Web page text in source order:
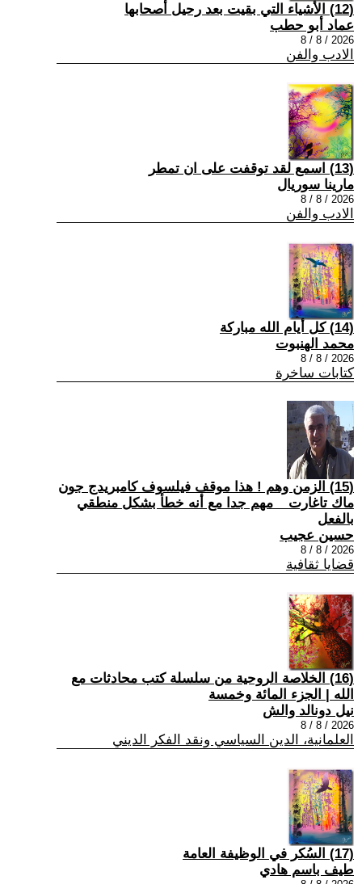
(12) الأشياء التي بقيت بعد رحيل أصحابها
عماد أبو حطب
2026 / 8 / 8
الادب والفن
(13) اسمع لقد توقفت على ان تمطر
مارينا سوريال
2026 / 8 / 8
الادب والفن
(14) كل أيام الله مباركة
محمد الهنبوت
2026 / 8 / 8
كتابات ساخرة
(15) الزمن وهم ! هذا موقف فيلسوف كامبريدج جون
ماك تاغارت _ مهم جدا مع أنه خطأ بشكل منطقي
بالفعل
حسين عجيب
2026 / 8 / 8
قضايا ثقافية
(16) الخلاصة الروحية من سلسلة كتب محادثات مع
الله | الجزء المائة وخمسة
نيل دونالد والش
2026 / 8 / 8
العلمانية، الدين السياسي ونقد الفكر الديني
(17) السُكر في الوظيفة العامة
طيف باسم هادي